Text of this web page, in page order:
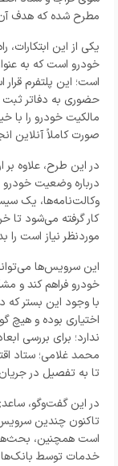
مطرح شده که هدف
یکی از این ابتکارات،
خودرو است که به
است؛ این پلتفرم
حضوری به دفاتر ثبت
مالکیت خودرو را با
صورت کاملاً آنلاین
در این طرح، علاوه
درباره وضعیت خودرو
وکالت‌نامه‌ها، یک
کار گرفته می‌شود تا
موردنظر نیاز است را
این سرویس‌ها
خودرو فراهم کند و
با وجود این بستر
اختیاری بوده و هیچ
ندارد؛ برای بررسی
محمد غلامی؛ ستاد
تا به تفصیل در
در این گفت‌وگو،
تاکنون چندین سرویس
است همچنین،
خدمات توسط بانک‌ها